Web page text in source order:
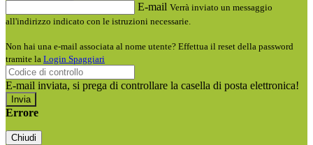
E-mail Verrà inviato un messaggio
all'indirizzo indicato con le istruzioni necessarie.
Non hai una e-mail associata al nome utente? Effettua il reset della password
tramite la Login Spaggiari
E-mail inviata, si prega di controllare la casella di posta elettronica!
Errore
Chiudi